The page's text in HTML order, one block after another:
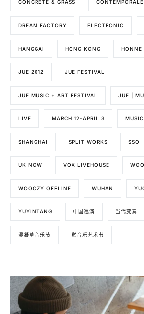
CONCRETE & GRASS CONTEMPORALE
DREAM FACTORY ELECTRONIC
HANGGAI HONG KONG HONNE
JUE 2012 JUE FESTIVAL
JUE MUSIC + ART FESTIVAL JUE |
LIVE MARCH 12-APRIL 3
SHANGHAI SPLIT WORKS SSO
UK NOW VOX LIVEHOUSE
WOOOZY OFFLINE WUHAN
YUYINTANG 中国巡演 当代变奏
混凝草音乐节 觉音乐艺术节